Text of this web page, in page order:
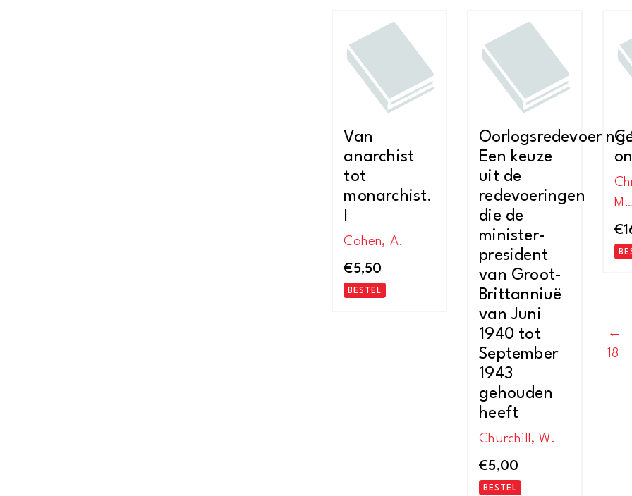
Van
anarchist
tot
monarchist.
I
Cohen, A.
€5,50
BESTEL
Een keuze
uit de
redevoeringen
die de
minister-
president
van Groot-
Brittanniuë
van Juni
1940 tot
September
1943
gehouden
heeft
Churchill, W.
€5,00
BESTEL
€
←
18